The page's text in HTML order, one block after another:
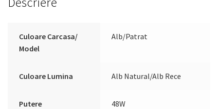
Culoare Carcasa/
Model
Alb/Patrat
Culoare Lumina Alb Natural/Alb Rece
Putere 48W